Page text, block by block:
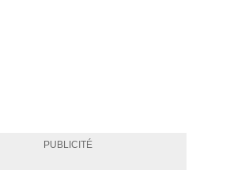
PUBLICITÉ